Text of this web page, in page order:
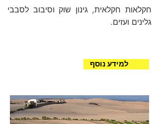
חקלאות חקלאית, גינון שוק וסיבוב לסבבי
גלינים ועזים.
למידע נוסף